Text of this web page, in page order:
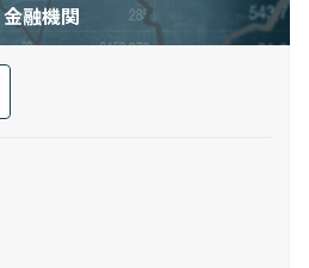
金融機関